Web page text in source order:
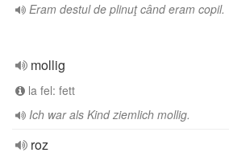
Eram destul de plinuţ când eram copil.
mollig
la fel: fett
Ich war als Kind ziemlich mollig.
roz